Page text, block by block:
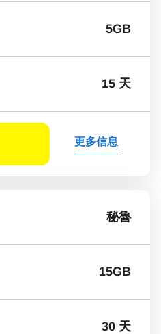
5GB
15 天
更多信息
秘魯
15GB
30 天